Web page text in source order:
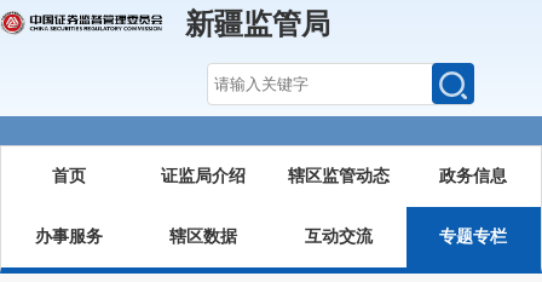
新疆监管局
首页 证监局介绍 辖区监管动态 政务信息
办事服务 辖区数据 互动交流 专题专栏